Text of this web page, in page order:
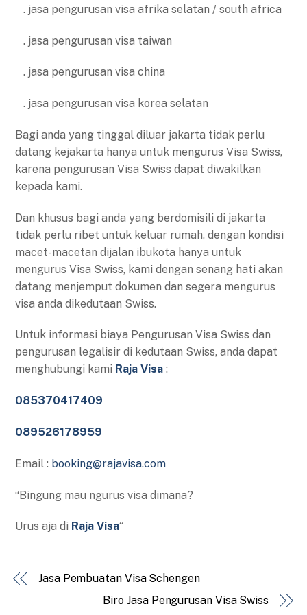
. jasa pengurusan visa afrika selatan / south africa
. jasa pengurusan visa taiwan
. jasa pengurusan visa china
. jasa pengurusan visa korea selatan
Bagi anda yang tinggal diluar jakarta tidak perlu
datang kejakarta hanya untuk mengurus Visa Swiss,
karena pengurusan Visa Swiss dapat diwakilkan
kepada kami.
Dan khusus bagi anda yang berdomisili di jakarta
tidak perlu ribet untuk keluar rumah, dengan kondisi
macet-macetan dijalan ibukota hanya untuk
mengurus Visa Swiss, kami dengan senang hati akan
datang menjemput dokumen dan segera mengurus
visa anda dikedutaan Swiss.
Untuk informasi biaya Pengurusan Visa Swiss dan
pengurusan legalisir di kedutaan Swiss, anda dapat
menghubungi kami Raja Visa :
085370417409
089526178959
Email : booking@rajavisa.com
“Bingung mau ngurus visa dimana?
Urus aja di Raja Visa“
Jasa Pembuatan Visa Schengen
Biro Jasa Pengurusan Visa Swiss